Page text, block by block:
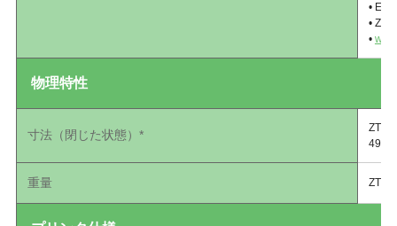
•
•
•
物理特性
寸法（閉じた状態）*
重量